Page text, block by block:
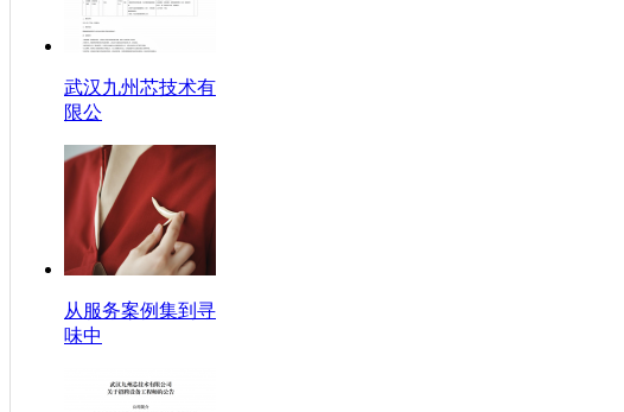
武汉九州芯技术有
限公
从服务案例集到寻
味中